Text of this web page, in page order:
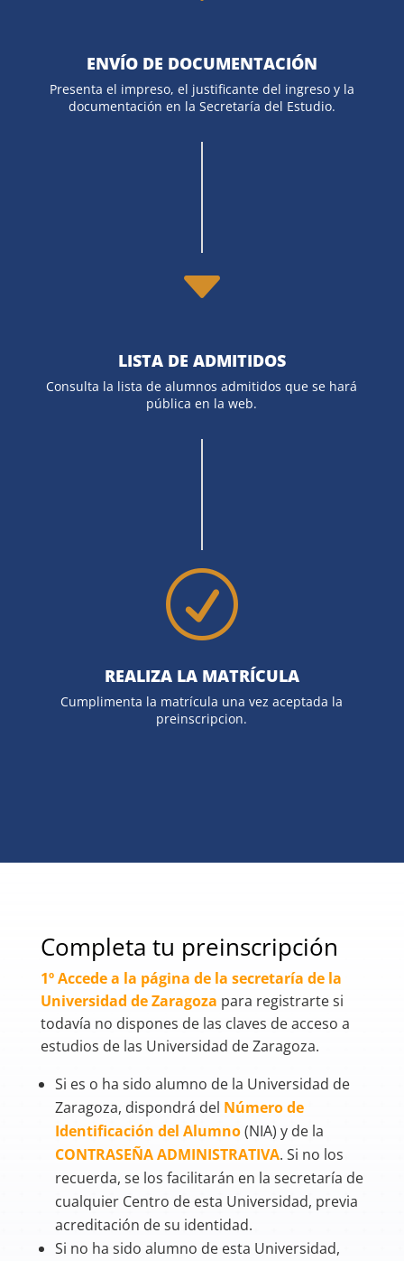
ENVÍO DE DOCUMENTACIÓN
Presenta el impreso, el justificante del ingreso y la
documentación en la Secretaría del Estudio.
C
LISTA DE ADMITIDOS
Consulta la lista de alumnos admitidos que se hará
pública en la web.
R
REALIZA LA MATRÍCULA
Cumplimenta la matrícula una vez aceptada la
preinscripcion.
Completa tu preinscripción
1º Accede a la página de la secretaría de la
Universidad de Zaragoza para registrarte si
todavía no dispones de las claves de acceso a
estudios de las Universidad de Zaragoza.
Si es o ha sido alumno de la Universidad de
Zaragoza, dispondrá del Número de
Identificación del Alumno(NIA) y de la
CONTRASEÑA ADMINISTRATIVA. Si no los
recuerda, se los facilitarán en la secretaría de
cualquier Centro de esta Universidad, previa
acreditación de su identidad.
Si no ha sido alumno de esta Universidad,